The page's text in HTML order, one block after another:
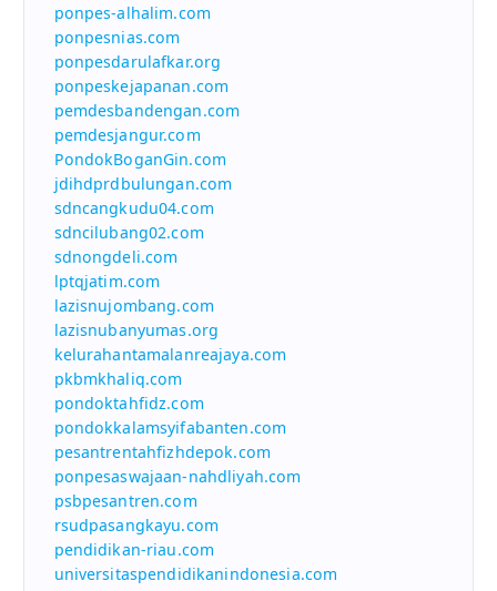
ponpes-alhalim.com
ponpesnias.com
ponpesdarulafkar.org
ponpeskejapanan.com
pemdesbandengan.com
pemdesjangur.com
PondokBoganGin.com
jdihdprdbulungan.com
sdncangkudu04.com
sdncilubang02.com
sdnongdeli.com
lptqjatim.com
lazisnujombang.com
lazisnubanyumas.org
kelurahantamalanreajaya.com
pkbmkhaliq.com
pondoktahfidz.com
pondokkalamsyifabanten.com
pesantrentahfizhdepok.com
ponpesaswajaan-nahdliyah.com
psbpesantren.com
rsudpasangkayu.com
pendidikan-riau.com
universitaspendidikanindonesia.com